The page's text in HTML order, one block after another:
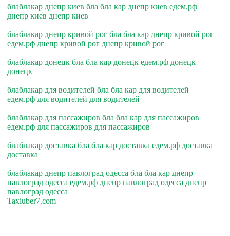
блаблакар днепр киев бла бла кар днепр киев едем.рф
днепр киев днепр киев
блаблакар днепр кривой рог бла бла кар днепр кривой рог
едем.рф днепр кривой рог днепр кривой рог
блаблакар донецк бла бла кар донецк едем.рф донецк
донецк
блаблакар для водителей бла бла кар для водителей
едем.рф для водителей для водителей
блаблакар для пассажиров бла бла кар для пассажиров
едем.рф для пассажиров для пассажиров
блаблакар доставка бла бла кар доставка едем.рф доставка
доставка
блаблакар днепр павлоград одесса бла бла кар днепр
павлоград одесса едем.рф днепр павлоград одесса днепр
павлоград одесса
Taxiuber7.com